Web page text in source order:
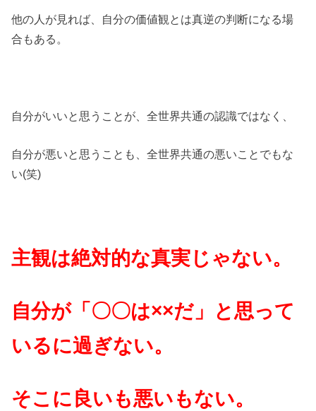
他の人が見れば、自分の価値観とは真逆の判断になる場
合もある。
自分がいいと思うことが、全世界共通の認識ではなく、
自分が悪いと思うことも、全世界共通の悪いことでもな
い(笑)
主観は絶対的な真実じゃない。
自分が「〇〇は××だ」と思って
いるに過ぎない。
そこに良いも悪いもない。